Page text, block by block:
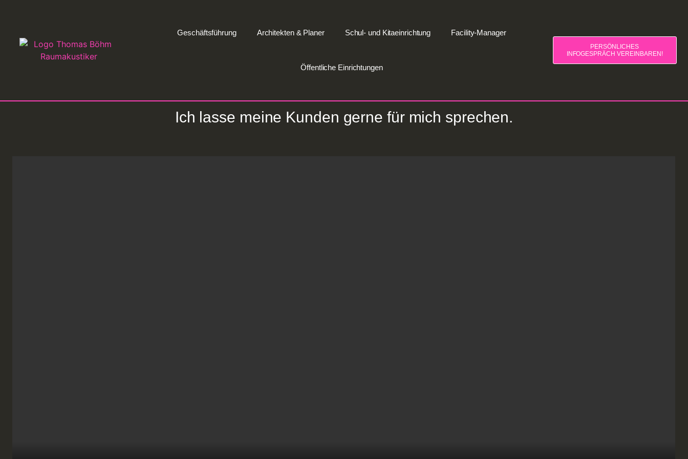
Geschäftsführung Architekten & Planer Schul- und Kitaeinrichtung Facility-Manager
Öffentliche Einrichtungen
PERSÖNLICHES
INFOGESPRÄCH VEREINBAREN!
Ich lasse meine Kunden gerne für mich sprechen.